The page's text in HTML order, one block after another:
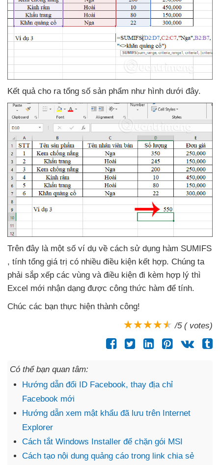
Kết quả cho ra tổng số sản phẩm như hình dưới đây.
Trên đây là một số ví dụ về cách sử dụng hàm SUMIFS
, tính tổng giá trị có nhiều điều kiện kết hợp. Chúng ta
phải sắp xếp các vùng và điều kiện đi kèm hợp lý thì
Excel mới nhận dạng được công thức hàm để tính.
Chúc các bạn thực hiện thành công!
/5 ( votes)
Có thể bạn quan tâm:
Hướng dẫn đổi ID Facebook, thay địa chỉ
Facebook mới
Hướng dẫn xem mật khẩu đã lưu trên Internet
Explorer
Cách tắt Windows Installer để chặn gói MSI
Cách tạo nội dung quảng cáo trong link chia sẻ